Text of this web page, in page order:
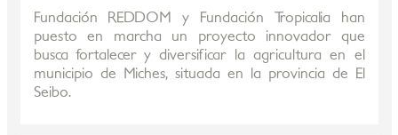
Fundación REDDOM y Fundación Tropicalia han
puesto en marcha un proyecto innovador que
busca fortalecer y diversificar la agricultura en el
municipio de Miches, situada en la provincia de El
Seibo.